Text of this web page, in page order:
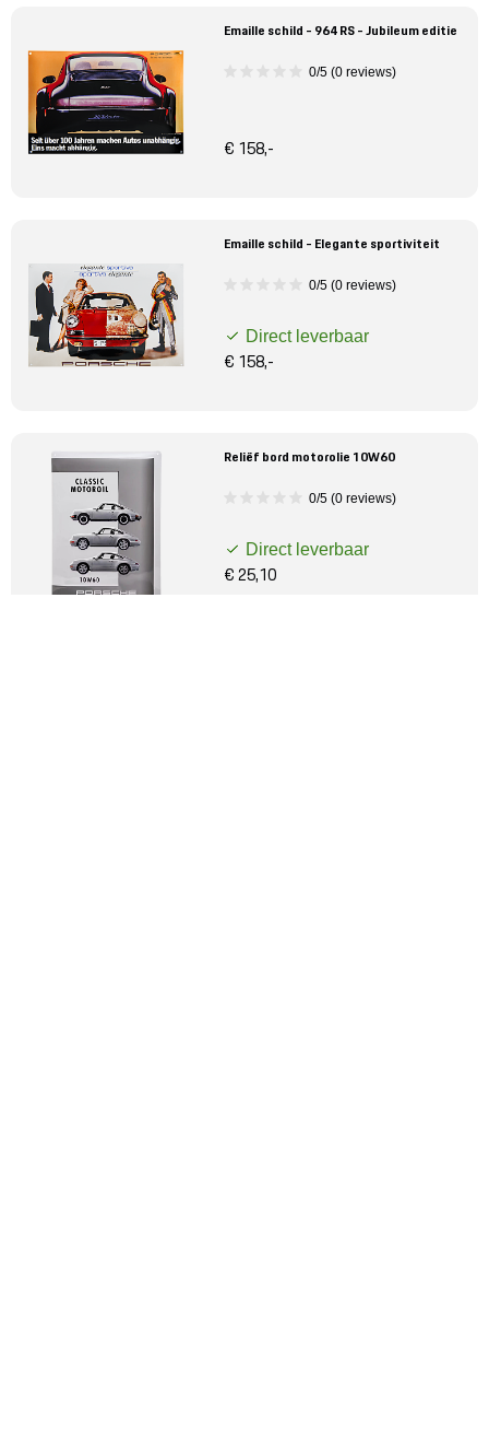
Emaille schild - 964 RS - Jubileum editie
0/5 (0 reviews)
€ 158,-
Emaille schild - Elegante sportiviteit
0/5 (0 reviews)
Direct leverbaar
€ 158,-
Reliëf bord motorolie 10W60
0/5 (0 reviews)
Direct leverbaar
€ 25,10